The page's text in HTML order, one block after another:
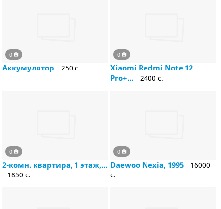
0
Аккумулятор 250 c.
0
Xiaomi Redmi Note 12
Pro+...
2400 c.
0
2-комн. квартира, 1 этаж,...
1850 c.
0
Daewoo Nexia, 1995
16000
c.